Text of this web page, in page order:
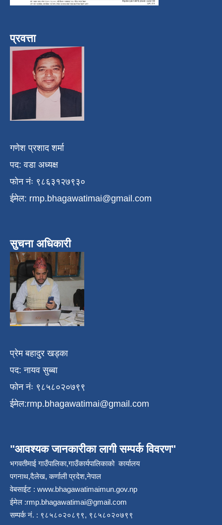
प्रवत्ता
गणेश प्रशाद शर्मा
पद: वडा अध्यक्ष
फोन नंः ९८६३१२७९३०
ईमेल: rmp.bhagawatimai@gmail.com
सुचना अधिकारी
प्रेम बहादुर खड्का
पद: नायव सुब्बा
फोन नंः ९८५८०२०७९९
ईमेल:rmp.bhagawatimai@gmail.com
"आवश्यक जानकारीका लागी सम्पर्क विवरण"
भगवतीमाई गाउँपालिका,गाउँकार्यपालिकाको कार्यालय
पगनाथ,दैलेख, कर्णाली प्रदेश,नेपाल
वेबसाईट : www.bhagawatimaimun.gov.np
ईमेल :rmp.bhagawatimai@gmail.com
सम्पर्क नं. : ९८५८०२०८९९, ९८५८०२०७९९